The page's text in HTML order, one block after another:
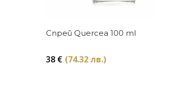
Купи
Спрей Quercea 100 ml
38 € (74.32 лв.)